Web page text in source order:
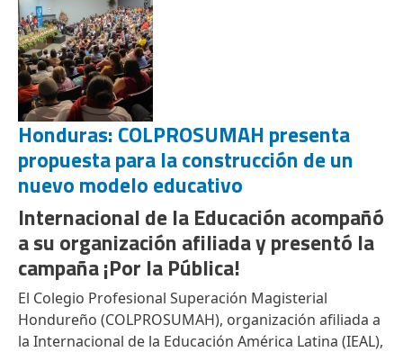
Honduras: COLPROSUMAH presenta
propuesta para la construcción de un
nuevo modelo educativo
Internacional de la Educación acompañó
a su organización afiliada y presentó la
campaña ¡Por la Pública!
El Colegio Profesional Superación Magisterial
Hondureño (COLPROSUMAH), organización afiliada a
la Internacional de la Educación América Latina (IEAL),